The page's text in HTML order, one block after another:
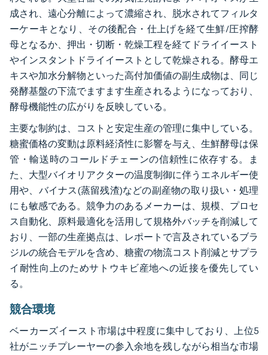
成され、遠心分離によって濃縮され、脱水されてフィルタ
ーケーキとなり、その後配合・仕上げを経て生鮮/圧搾酵
母となるか、押出・切断・乾燥工程を経てドライイースト
やインスタントドライイーストとして乾燥される。酵母エ
キスや加水分解物といった高付加価値の副生成物は、同じ
発酵基盤の下流でますます生産されるようになっており、
酵母機能性の広がりを反映している。
主要な制約は、コストと安定生産の管理に集中している。
糖蜜価格の変動は原料経済性に影響を与え、生鮮酵母は保
管・輸送時のコールドチェーンの信頼性に依存する。ま
た、大型バイオリアクターの温度制御に伴うエネルギー使
用や、バイナス(蒸留残渣)などの副産物の取り扱い・処理
にも敏感である。競争力のあるメーカーは、規模、プロセ
ス自動化、原料最適化を活用して規格外バッチを削減して
おり、一部の生産拠点は、レポートで言及されているブラ
ジルの統合モデルを含め、糖蜜の物流コスト削減とサプラ
イ耐性向上のためサトウキビ産地への近接を優先してい
る。
競合環境
ベーカーズイースト市場は中程度に集中しており、上位5
社がニッチプレーヤーの参入余地を残しながら相当な市場